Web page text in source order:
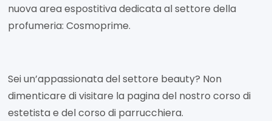
nuova area espostitiva dedicata al settore della
profumeria: Cosmoprime.
Sei un’appassionata del settore beauty? Non
dimenticare di visitare la pagina del nostro corso di
estetista e del corso di parrucchiera.